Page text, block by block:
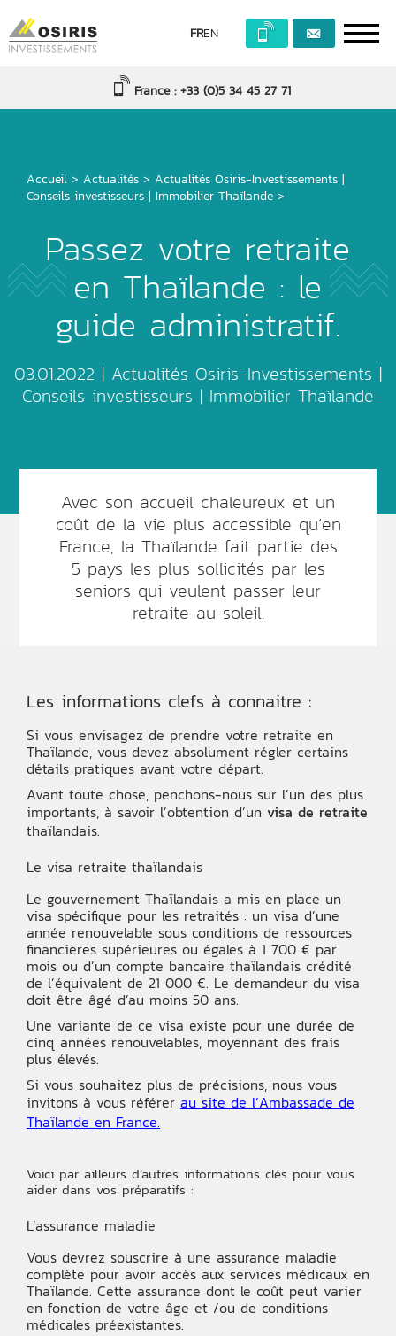
FREN
France : +33 (0)5 34 45 27 71
Accueil > Actualités > Actualités Osiris-Investissements |
Conseils investisseurs | Immobilier Thaïlande >
Passez votre retraite
en Thaïlande : le
guide administratif.
03.01.2022 | Actualités Osiris-Investissements |
Conseils investisseurs | Immobilier Thaïlande
Avec son accueil chaleureux et un
coût de la vie plus accessible qu’en
France, la Thaïlande fait partie des
5 pays les plus sollicités par les
seniors qui veulent passer leur
retraite au soleil.
Les informations clefs à connaitre :
Si vous envisagez de prendre votre retraite en
Thaïlande, vous devez absolument régler certains
détails pratiques avant votre départ.
Avant toute chose, penchons-nous sur l’un des plus
importants, à savoir l’obtention d’un visa de retraite
thaïlandais.
Le visa retraite thaïlandais
Le gouvernement Thaïlandais a mis en place un
visa spécifique pour les retraités : un visa d’une
année renouvelable sous conditions de ressources
financières supérieures ou égales à 1 700 € par
mois ou d’un compte bancaire thaïlandais crédité
de l’équivalent de 21 000 €. Le demandeur du visa
doit être âgé d’au moins 50 ans.
Une variante de ce visa existe pour une durée de
cinq années renouvelables, moyennant des frais
plus élevés.
Si vous souhaitez plus de précisions, nous vous
invitons à vous référer au site de l’Ambassade de
Thaïlande en France.
Voici par ailleurs d’autres informations clés pour vous
aider dans vos préparatifs :
L’assurance maladie
Vous devrez souscrire à une assurance maladie
complète pour avoir accès aux services médicaux en
Thaïlande. Cette assurance dont le coût peut varier
en fonction de votre âge et /ou de conditions
médicales préexistantes.